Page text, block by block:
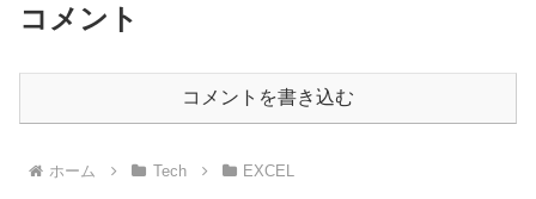
コメント
コメントを書き込む
ホーム Tech EXCEL